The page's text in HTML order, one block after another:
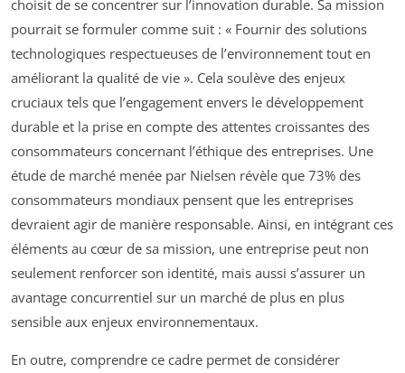
choisit de se concentrer sur l’innovation durable. Sa mission
pourrait se formuler comme suit : « Fournir des solutions
technologiques respectueuses de l’environnement tout en
améliorant la qualité de vie ». Cela soulève des enjeux
cruciaux tels que l’engagement envers le développement
durable et la prise en compte des attentes croissantes des
consommateurs concernant l’éthique des entreprises. Une
étude de marché menée par Nielsen révèle que 73% des
consommateurs mondiaux pensent que les entreprises
devraient agir de manière responsable. Ainsi, en intégrant ces
éléments au cœur de sa mission, une entreprise peut non
seulement renforcer son identité, mais aussi s’assurer un
avantage concurrentiel sur un marché de plus en plus
sensible aux enjeux environnementaux.
En outre, comprendre ce cadre permet de considérer